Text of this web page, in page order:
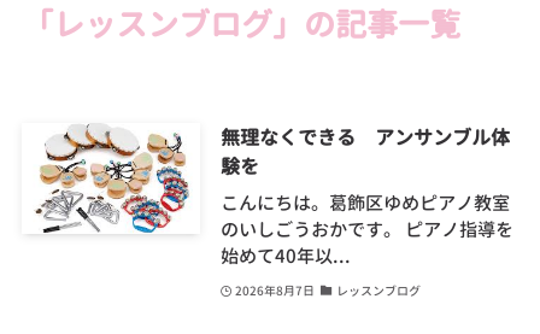
「レッスンブログ」の記事一覧
無理なくできる アンサンブル体
験を
こんにちは。葛飾区ゆめピアノ教室
のいしごうおかです。 ピアノ指導を
始めて40年以...
2026年8月7日 レッスンブログ